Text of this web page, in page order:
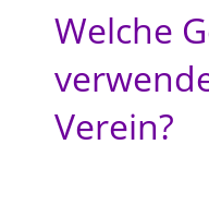
Welche
Verein?